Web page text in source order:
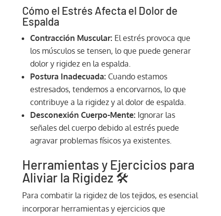
Cómo el Estrés Afecta el Dolor de
Espalda
Contracción Muscular: El estrés provoca que
los músculos se tensen, lo que puede generar
dolor y rigidez en la espalda.
Postura Inadecuada: Cuando estamos
estresados, tendemos a encorvarnos, lo que
contribuye a la rigidez y al dolor de espalda.
Desconexión Cuerpo-Mente: Ignorar las
señales del cuerpo debido al estrés puede
agravar problemas físicos ya existentes.
Herramientas y Ejercicios para
Aliviar la Rigidez 🛠️
Para combatir la rigidez de los tejidos, es esencial
incorporar herramientas y ejercicios que